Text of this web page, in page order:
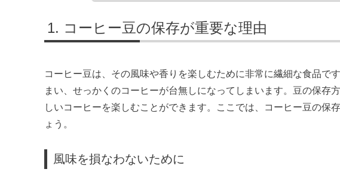
コーヒー豆の保存が重要な理由
コーヒー豆は、その風味や香りを楽しむために非常に繊細な食品で
まい、せっかくのコーヒーが台無しになってしまいます。豆の保存
しいコーヒーを楽しむことができます。ここでは、コーヒー豆の保
ょう。
風味を損なわないために